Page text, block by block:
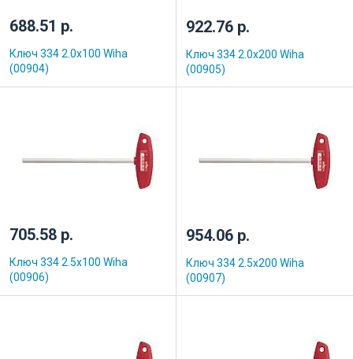
688.51 р.
Ключ 334 2.0x100 Wiha
(00904)
922.76 р.
Ключ 334 2.0x200 Wiha
(00905)
705.58 р.
Ключ 334 2.5x100 Wiha
(00906)
954.06 р.
Ключ 334 2.5x200 Wiha
(00907)